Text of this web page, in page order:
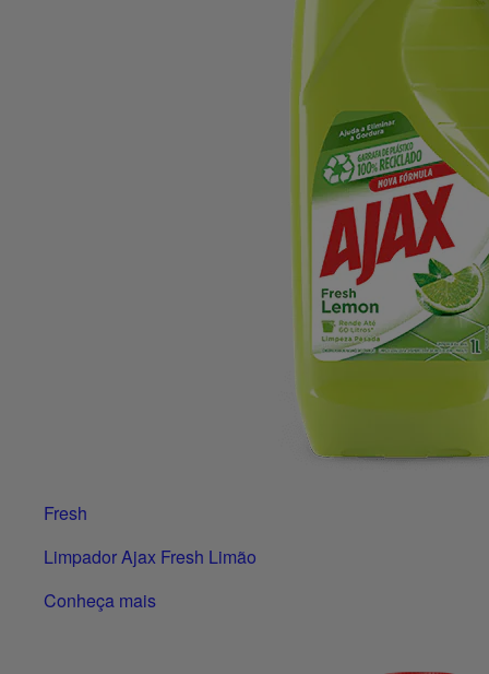
Fresh
Limpador Ajax Fresh Limão
Conheça mais